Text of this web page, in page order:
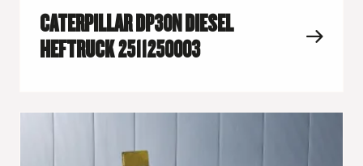
CATERPILLAR DP30N DIESEL
HEFTRUCK 2511250003